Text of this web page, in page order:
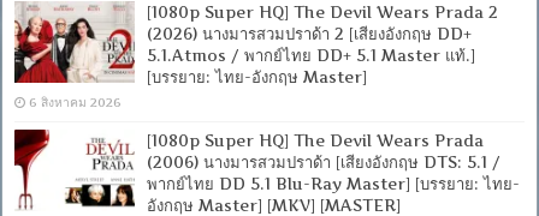
[1080p Super HQ] The Devil Wears Prada 2
(2026) นางมารสวมปราด้า 2 [เสียงอังกฤษ DD+
5.1.Atmos / พากย์ไทย DD+ 5.1 Master แท้.]
[บรรยาย: ไทย-อังกฤษ Master]
6 สิงหาคม 2026
[1080p Super HQ] The Devil Wears Prada
(2006) นางมารสวมปราด้า [เสียงอังกฤษ DTS: 5.1 /
พากย์ไทย DD 5.1 Blu-Ray Master] [บรรยาย: ไทย-
อังกฤษ Master] [MKV] [MASTER]